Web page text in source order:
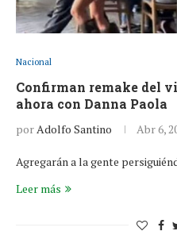
Nacional
Confirman remake del
ahora con Danna Paola
porAdolfo Santino Abr 6,
Agregarán a la gente
Leer más